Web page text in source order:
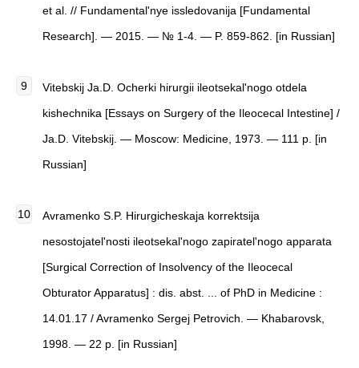
et al. // Fundamental'nye issledovanija [Fundamental
Research]. — 2015. — № 1-4. — P. 859-862. [in Russian]
Vitebskij Ja.D. Ocherki hirurgii ileotsekal'nogo otdela
kishechnika [Essays on Surgery of the Ileocecal Intestine] /
Ja.D. Vitebskij. — Moscow: Medicine, 1973. — 111 p. [in
Russian]
Avramenko S.P. Hirurgicheskaja korrektsija
nesostojatel'nosti ileotsekal'nogo zapiratel'nogo apparata
[Surgical Correction of Insolvency of the Ileocecal
Obturator Apparatus] : dis. abst. ... of PhD in Medicine :
14.01.17 / Avramenko Sergej Petrovich. — Khabarovsk,
1998. — 22 p. [in Russian]